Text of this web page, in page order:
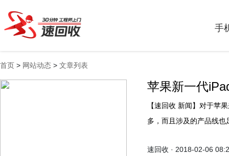
手
首页 > 网站动态 > 文章列表
苹果新一代
【速回收 新闻】对于苹果来说，2018年可以说是超级新品周，要发布的新品不但
多，而且涉及的产品线也
他们一贯推新的节奏，
速回收 · 2018-02-06